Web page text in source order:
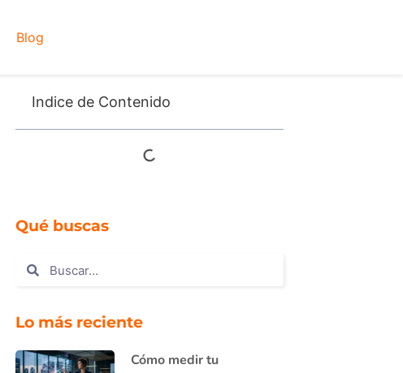
Blog
Indice de Contenido
Qué buscas
Lo más reciente
Cómo medir tu